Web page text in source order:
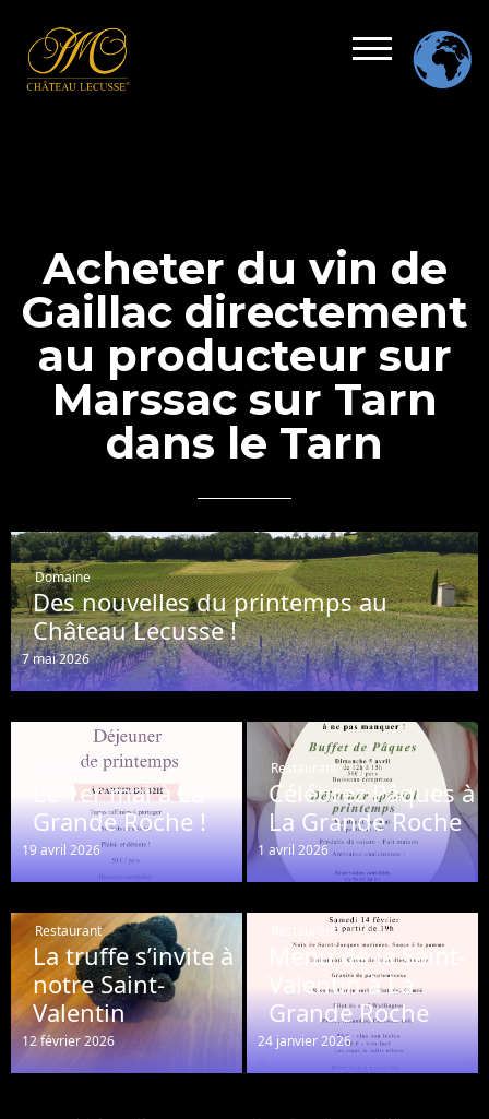
Acheter du vin de
Gaillac directement
au producteur sur
Marssac sur Tarn
dans le Tarn
Domaine
Des nouvelles du printemps au
Château Lecusse !
7 mai 2026
Restaurant
Le 1er mai à La
Grande Roche !
19 avril 2026
Restaurant
Célébrez Pâques à
La Grande Roche
1 avril 2026
Restaurant
La truffe s’invite à
notre Saint-
Valentin
12 février 2026
Restaurant
Menu de la Saint-
Valentin à La
Grande Roche
24 janvier 2026